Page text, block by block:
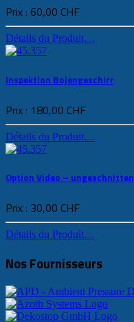
Prix : 60,00 CHF
Détails du Produit…
Inspektion Bojengeschirr
Prix : 180,00 CHF
Détails du Produit…
Option Video – ungeschnitten
Prix : 30,00 CHF
Détails du Produit…
Nos Fournisseurs